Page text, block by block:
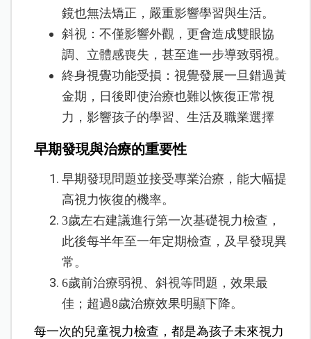
鏡也無法矯正，嚴重影響學習與生活。
斜視：不僅影響外觀，更會造成雙眼協
調、立體感喪失，甚至進一步導致弱視。
終身視覺功能受損：視覺發展一旦錯過黃
金期，日後即使治療也難以恢復正常視
力，影響孩子的學習、生活及職業選擇
早期發現與治療的重要性
早期發現問題並接受專業治療，能大幅提
高視力恢復的機率。
3歲左右建議進行第一次基礎視力檢查，
此後每半年至一年定期檢查，及早發現異
常。
6歲前治療弱視、斜視等問題，效果最
佳；超過8歲治療效果明顯下降。
每一次的兒童視力檢查，都是為孩子未來視力